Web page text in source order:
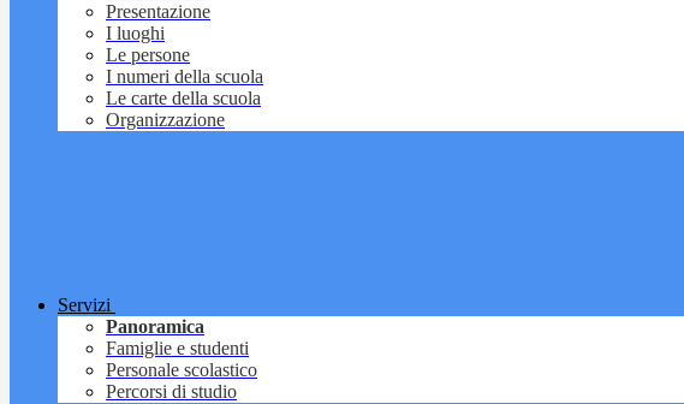
Presentazione
I luoghi
Le persone
I numeri della scuola
Le carte della scuola
Organizzazione
Servizi
Panoramica
Famiglie e studenti
Personale scolastico
Percorsi di studio